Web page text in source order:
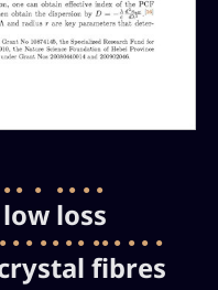
loss
fibres